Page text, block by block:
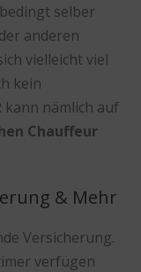
selber
anderen
vielleicht viel
kein
kann nämlich auf
Chauffeur
& Mehr
Versicherung.
verfügen